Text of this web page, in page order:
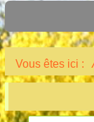
Vous êtes ici :